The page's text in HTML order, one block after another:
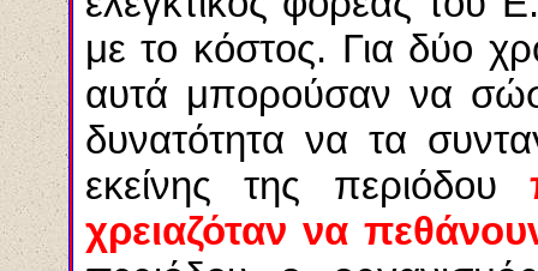
με το κόστος. Για δύο
αυτά μπορούσαν να
δυνατότητα να τα
εκείνης της περιόδου
χρειαζόταν να